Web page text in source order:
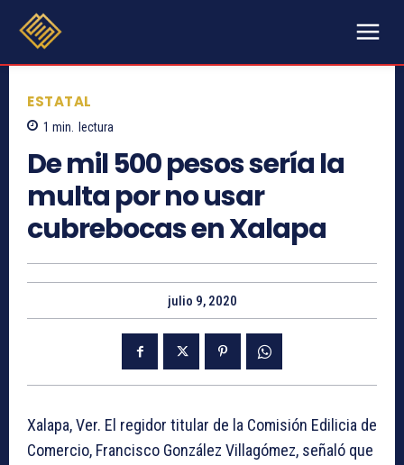
ESTATAL
1 min. lectura
De mil 500 pesos sería la
multa por no usar
cubrebocas en Xalapa
julio 9, 2020
Xalapa, Ver. El regidor titular de la Comisión Edilicia de
Comercio, Francisco González Villagómez, señaló que